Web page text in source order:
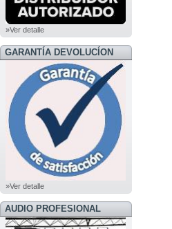
»Ver detalle
GARANTÍA DEVOLUCÍON
»Ver detalle
AUDIO PROFESIONAL